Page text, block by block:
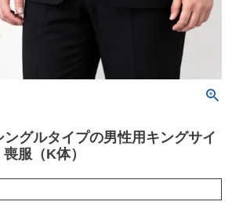
ングルタイプの男性用キングサイ
服（K体）